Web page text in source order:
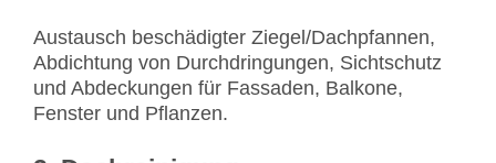
Austausch beschädigter Ziegel/Dachpfannen,
Abdichtung von Durchdringungen, Sichtschutz
und Abdeckungen für Fassaden, Balkone,
Fenster und Pflanzen.